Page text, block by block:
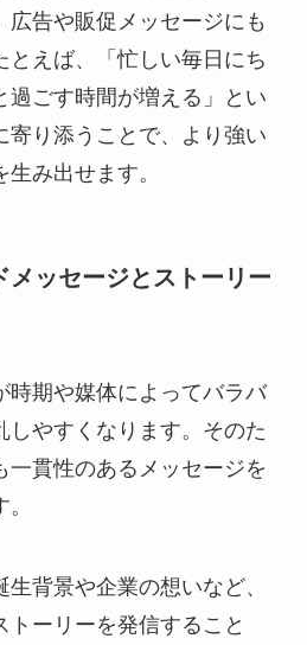
広告や販促メッセージにも
とえば、「忙しい毎日にち
過ごす時間が増える」とい
寄り添うことで、より強い
み出せます。
メッセージとストーリー
時期や媒体によってバラバ
しやすくなります。そのた
一貫性のあるメッセージを
背景や企業の想いなど、
トーリーを発信すること